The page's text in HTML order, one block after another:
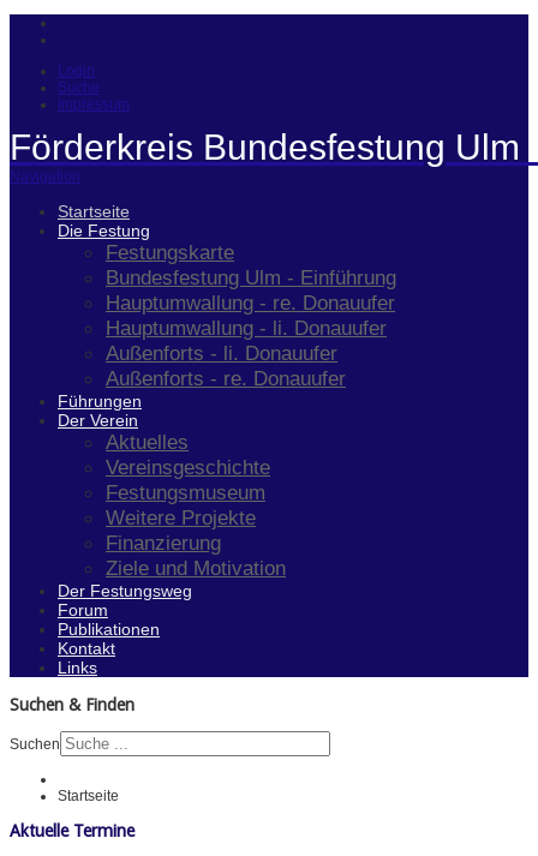
Login
Suche
Impressum
Förderkreis Bundesfestung Ulm
Navigation
Startseite
Die Festung
Festungskarte
Bundesfestung Ulm - Einführung
Hauptumwallung - re. Donauufer
Hauptumwallung - li. Donauufer
Außenforts - li. Donauufer
Außenforts - re. Donauufer
Führungen
Der Verein
Aktuelles
Vereinsgeschichte
Festungsmuseum
Weitere Projekte
Finanzierung
Ziele und Motivation
Der Festungsweg
Forum
Publikationen
Kontakt
Links
Suchen & Finden
Suchen
Startseite
Aktuelle Termine